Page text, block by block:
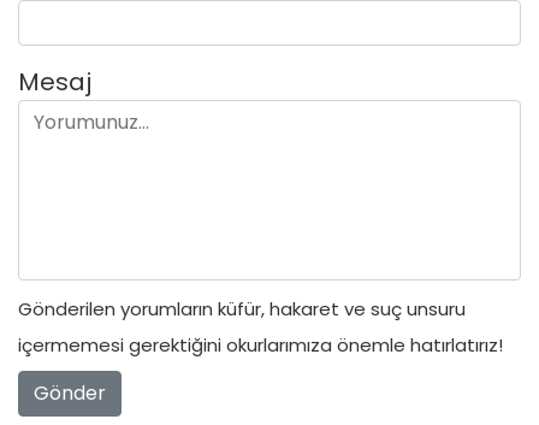
Mesaj
Gönderilen yorumların küfür, hakaret ve suç unsuru
içermemesi gerektiğini okurlarımıza önemle hatırlatırız!
Gönder